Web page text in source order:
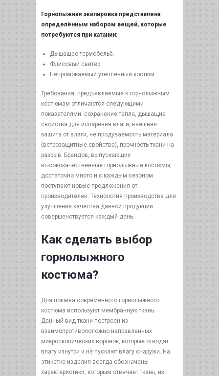
Горнолыжная экипировка представлена
определённым набором вещей, которые
потребуются при катании:
Дышащее термобельё.
Флисовый свитер.
Непромокаемый утеплённый костюм.
Требования, предъявляемые к горнолыжным
костюмам отличаются следующими
показателями: сохранение тепла, дышащие
свойства для испарения влаги, внешняя
защита от влаги, не продуваемость материала
(ветрозащитные свойства), прочность ткани на
разрыв. Брендов, выпускающих
высококачественные горнолыжные костюмы,
достаточно много и с каждым сезоном
поступают новые предложения от
производителей. Технология производства для
улучшения качества данной продукции
совершенствуется каждый день.
Как сделать выбор
горнолыжного
костюма?
Для пошива современного горнолыжного
костюма используют мембранную ткань.
Данный вид ткани построен из
взаимопротивоположно направленных
микроскопических воронок, которые отводят
влагу изнутри и не пускают влагу снаружи. На
этикетке изделия всегда обозначены
характеристики, которым отвечает ткань, из